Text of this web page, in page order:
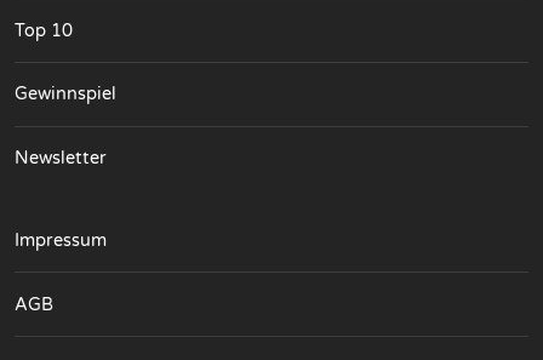
Top 10
Gewinnspiel
Newsletter
Impressum
AGB